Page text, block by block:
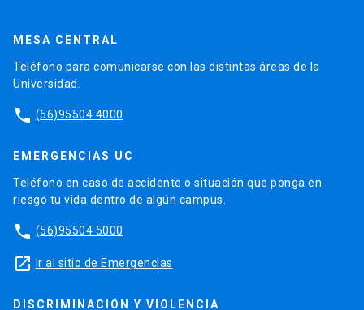
MESA CENTRAL
Teléfono para comunicarse con las distintas áreas de la
Universidad.
phone (56)95504 4000
EMERGENCIAS UC
Teléfono en caso de accidente o situación que ponga en
riesgo tu vida dentro de algún campus.
phone (56)95504 5000
launch Ir al sitio de Emergencias
DISCRIMINACIÓN Y VIOLENCIA